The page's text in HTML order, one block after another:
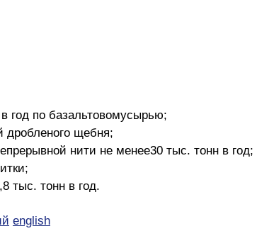
год по базальтовомусырью;
дробленого щебня;
нити не менее30 тыс. тонн в год;
тыс. тонн в год.
english